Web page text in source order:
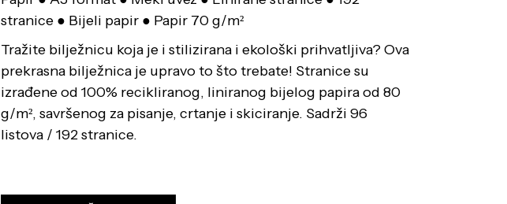
stranice ● Bijeli papir ● Papir 70 g/m²
Tražite bilježnicu koja je i stilizirana i ekološki prihvatljiva? Ova
prekrasna bilježnica je upravo to što trebate! Stranice su
izrađene od 100% recikliranog, liniranog bijelog papira od 80
g/m², savršenog za pisanje, crtanje i skiciranje. Sadrži 96
listova / 192 stranice.